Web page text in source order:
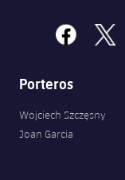
facebook
x
Porteros
Wojciech Szczęsny
Joan Garcia